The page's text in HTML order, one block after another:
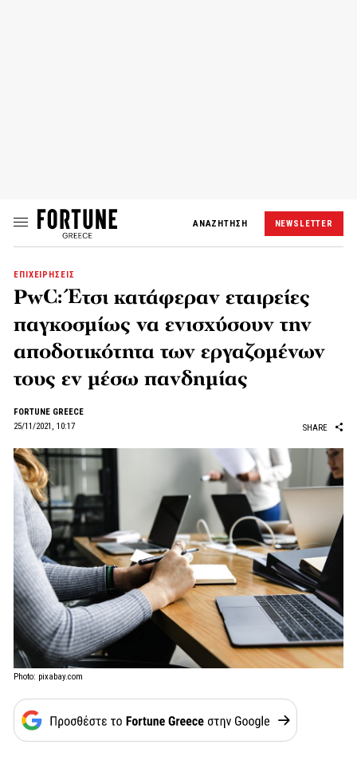
ΑΝΑΖΗΤΗΣΗ NEWSLETTER
ΕΠΙΧΕΙΡΗΣΕΙΣ
PwC: Έτσι κατάφεραν εταιρείες
παγκοσμίως να ενισχύσουν την
αποδοτικότητα των εργαζομένων
τους εν μέσω πανδημίας
FORTUNE GREECE
25/11/2021, 10:17
SHARE
Photo: pixabay.com